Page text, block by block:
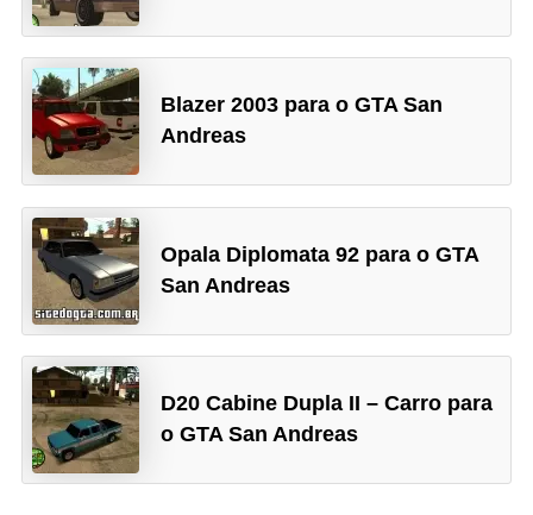
Blazer 2003 para o GTA San
Andreas
Opala Diplomata 92 para o GTA
San Andreas
D20 Cabine Dupla II – Carro para
o GTA San Andreas